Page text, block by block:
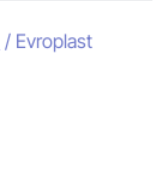
/ Evroplast